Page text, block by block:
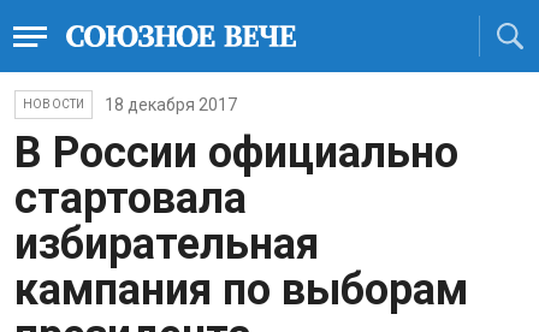
НОВОСТИ 18 декабря 2017
В России официально
стартовала
избирательная
кампания по выборам